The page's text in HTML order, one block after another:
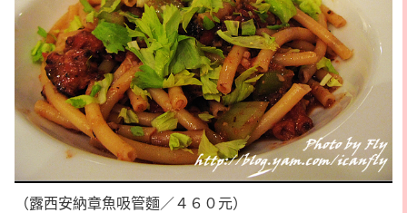
（露西安納章魚吸管麵／４６０元）